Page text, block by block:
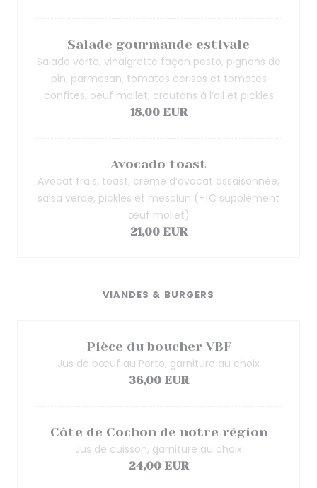
Salade gourmande estivale
Salade verte, vinaigrette façon pesto, pignons de
pin, parmesan, tomates cerises et tomates
confites, oeuf mollet, croutons à l’ail et pickles
18,00 EUR
Avocado toast
Avocat frais, toast, crème d’avocat assaisonnée,
salsa verde, pickles et mesclun (+1€ supplément
œuf mollet)
21,00 EUR
VIANDES & BURGERS
Pièce du boucher VBF
Jus de bœuf au Porto, garniture au choix
36,00 EUR
Côte de Cochon de notre région
Jus de cuisson, garniture au choix
24,00 EUR